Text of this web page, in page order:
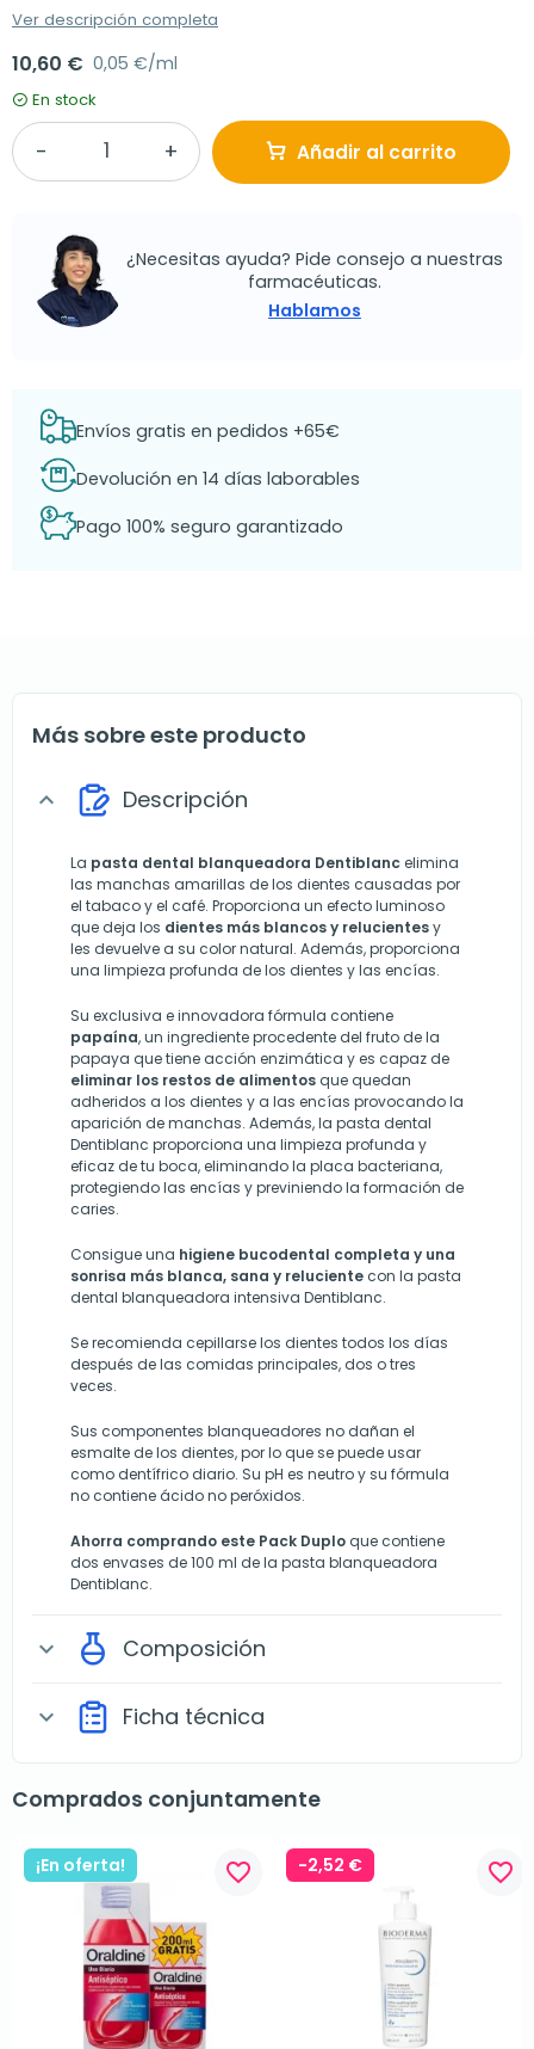
Ver descripción completa
10,60 € 0,05 €/ml
En stock
Añadir al carrito
¿Necesitas ayuda? Pide consejo a nuestras
farmacéuticas.
Hablamos
Envíos gratis en pedidos +65€
Devolución en 14 días laborables
Pago 100% seguro garantizado
Más sobre este producto
expand_more Descripción
La pasta dental blanqueadora Dentiblancelimina
las manchas amarillas de los dientes causadas por
el tabaco y el café. Proporciona un efecto luminoso
que deja los dientes más blancos y relucientesy
les devuelve a su color natural. Además, proporciona
una limpieza profunda de los dientes y las encías.
Su exclusiva e innovadora fórmula contiene
papaína, un ingrediente procedente del fruto de la
papaya que tiene acción enzimática y es capaz de
eliminar los restos de alimentos que quedan
adheridos a los dientes y a las encías provocando la
aparición de manchas. Además, la pasta dental
Dentiblanc proporciona una limpieza profunda y
eficaz de tu boca, eliminando la placa bacteriana,
protegiendo las encías y previniendo la formación de
caries.
Consigue una higiene bucodental completa y una
sonrisa más blanca, sana y reluciente con la pasta
dental blanqueadora intensiva Dentiblanc.
Se recomienda cepillarse los dientes todos los días
después de las comidas principales, dos o tres
veces.
Sus componentes blanqueadores no dañan el
esmalte de los dientes, por lo que se puede usar
como dentífrico diario. Su pH es neutro y su fórmula
no contiene ácido no peróxidos.
Ahorra comprando este Pack Duplo que contiene
dos envases de 100 ml de la pasta blanqueadora
Dentiblanc.
expand_more Composición
expand_more Ficha técnica
Comprados conjuntamente
¡En oferta! favorite_border -2,52 € favorite_border